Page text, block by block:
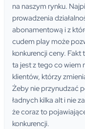
na naszym rynku.
prowadzenia
abonamentową i z
cudem play może
konkurencji ceny.
ta jest z tego co wiem
klientów, którzy
Żeby nie przynudzać
ładnych kilka alt i nie
że coraz to
konkurencji.